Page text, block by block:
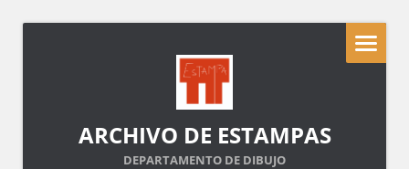
ARCHIVO DE ESTAMPAS
DEPARTAMENTO DE DIBUJO